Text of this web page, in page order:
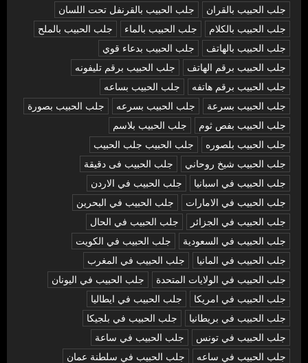
جلب الحبيب بالقران
جلب الحبيب بالقرنفل تحت اللسان
جلب الحبيب بالكلام
جلب الحبيب بالماء
جلب الحبيب بالملح
جلب الحبيب بالهاتف
جلب الحبيب بدعاء قوي
جلب الحبيب برقم الهاتف
جلب الحبيب برقم تليفونه
جلب الحبيب برقم هاتفه
جلب الحبيب بساعه
جلب الحبيب بسرعة
جلب الحبيب بسرعه
جلب الحبيب بصورة
جلب الحبيب بفص ثوم
جلب الحبيب بلاسم
جلب الحبيب بلصوره
جلب الحبيب جلب الحبيب
جلب الحبيب شيخ روحاني
جلب الحبيب فى دقيقة
جلب الحبيب في اسبانيا
جلب الحبيب في الاردن
جلب الحبيب في الامارات
جلب الحبيب في البحرين
جلب الحبيب في الجزائر
جلب الحبيب في الحال
جلب الحبيب في السعودية
جلب الحبيب في الكويت
جلب الحبيب في المانيا
جلب الحبيب في المغرب
جلب الحبيب في الولايات المتحدة
جلب الحبيب في اليونان
جلب الحبيب في امريكا
جلب الحبيب في ايطاليا
جلب الحبيب في بريطانيا
جلب الحبيب في بلجيكا
جلب الحبيب في تونس
جلب الحبيب في ساعة
جلب الحبيب في ساعه
جلب الحبيب في سلطنة عمان